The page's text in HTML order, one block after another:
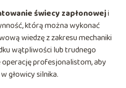
świecy zapłonoweji
którą można wykonać
wiedzę z zakresu mechaniki
wątpliwości lub trudnego
profesjonalistom, aby
głowicy silnika.